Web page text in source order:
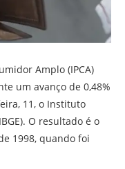
Amplo (IPCA)
um avanço de 0,48%
11, o Instituto
O resultado é o
1998, quando foi